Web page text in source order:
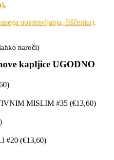
,
pospravljanja, čiščenka),
naroči)
kapljice UGODNO
)
MISLIM #35 (€13,60)
)
#20 (€13,60)